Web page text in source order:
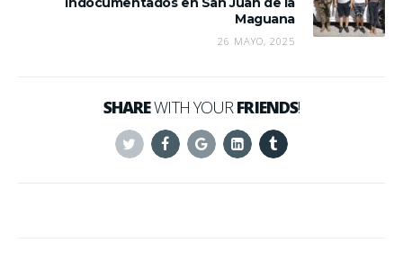
Maguana
26 MAYO, 2025
SHAREWITH YOUR FRIENDS!